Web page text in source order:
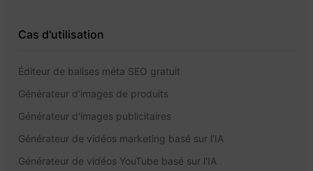
Cas d'utilisation
Éditeur de balises méta SEO gratuit
Générateur d'images de produits
Générateur d'images publicitaires
Générateur de vidéos marketing basé sur l'IA
Générateur de vidéos YouTube basé sur l'IA